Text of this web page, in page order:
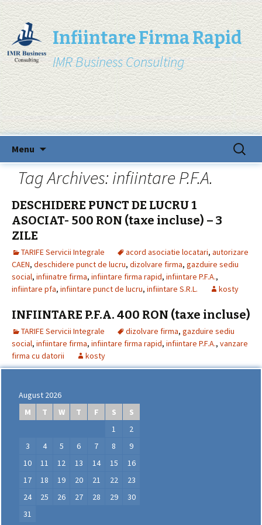
Infiintare Firma Rapid
IMR Business Consulting
Menu
content
Search
for:
Tag Archives: infiintare P.F.A.
DESCHIDERE PUNCT DE LUCRU 1
ASOCIAT- 500 RON (taxe incluse) – 3
ZILE
TARIFE Servicii Integrale acord asociatie locatari, autorizare
CAEN, deschidere punct de lucru, dizolvare firma, gazduire sediu
social, infiinatre firma, infiintare firma rapid, infiintare P.F.A.,
infiintare pfa, infiintare punct de lucru, infiintare S.R.L. kosty
INFIINTARE P.F.A. 400 RON (taxe incluse)
TARIFE Servicii Integrale dizolvare firma, gazduire sediu
social, infiintare firma, infiintare firma rapid, infiintare P.F.A., vanzare
firma cu datorii
kosty
August 2026
M
T W T F S
S
1
2
3
4 5 6 7 8
9
10
11 12 13 14 15
16
17
18 19 20 21 22
23
24
25 26 27 28 29
30
31